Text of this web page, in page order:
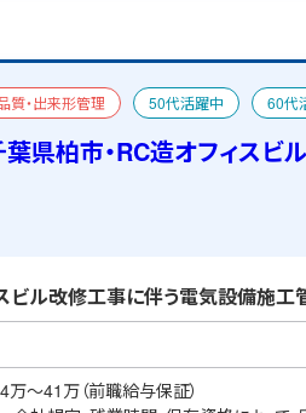
質・出来形管理 50代活躍中 60代
宿舎あり
県柏市・RC造オフィスビ
ル改修工事に伴う電気設備施工
～41万（前職給与保証）